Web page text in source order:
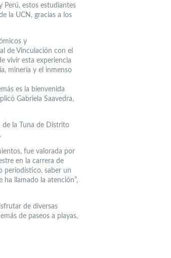
Perú, estos estudiantes
la UCN, gracias a los
y
de Vinculación con el
vivir esta experiencia
minería y el inmenso
es la bienvenida
Gabriela Saavedra,
de la Tuna de Distrito
fue valorada por
en la carrera de
periodístico, saber un
ha llamado la atención”,
de diversas
de paseos a playas,